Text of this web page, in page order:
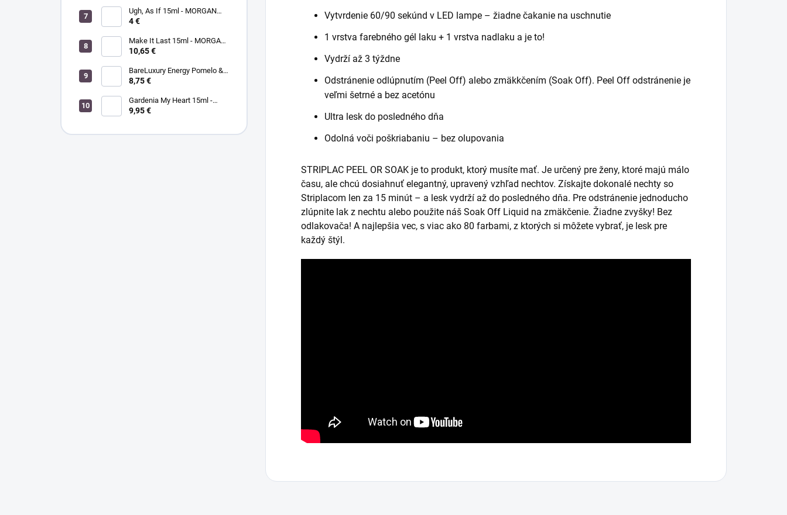
Ugh, As If 15ml - MORGAN
TAYLOR - lak na nechty
4 €
Make It Last 15ml - MORGAN
TAYLOR - vrchná vrstva laku
10,65 €
BareLuxury Energy Pomelo &
Hibiscus - MORGAN TAYLOR -
sada pomelo/ibištek
8,75 €
Gardenia My Heart 15ml -
MORGAN TAYLOR - lak na
9,95 €
Vytvrdenie 60/90 sekúnd v LED lampe – žiadne čakanie na uschnutie
1 vrstva farebného gél laku + 1 vrstva nadlaku a je to!
Vydrží až 3 týždne
Odstránenie odlúpnutím (Peel Off) alebo zmäkkčením (Soak Off). Peel Off odstránenie je
veľmi šetrné a bez acetónu
Ultra lesk do posledného dňa
Odolná voči poškriabaniu – bez olupovania
STRIPLAC PEEL OR SOAK je to produkt, ktorý musíte mať. Je určený pre ženy, ktoré majú málo
času, ale chcú dosiahnuť elegantný, upravený vzhľad nechtov. Získajte dokonalé nechty so
Striplacom len za 15 minút – a lesk vydrží až do posledného dňa. Pre odstránenie jednoducho
zlúpnite lak z nechtu alebo použite náš Soak Off Liquid na zmäkčenie. Žiadne zvyšky! Bez
odlakovača! A najlepšia vec, s viac ako 80 farbami, z ktorých si môžete vybrať, je lesk pre
každý štýl.